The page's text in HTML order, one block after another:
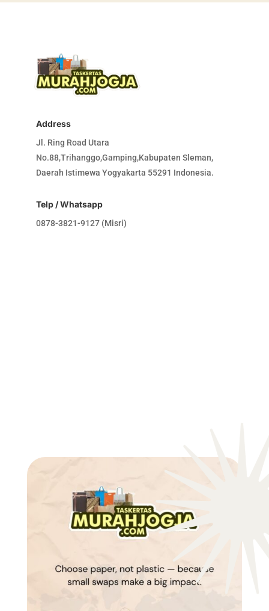
Address
Jl. Ring Road Utara
No.88,Trihanggo,Gamping,Kabupaten Sleman,
Daerah Istimewa Yogyakarta 55291 Indonesia.
Telp / Whatsapp
0878-3821-9127 (Misri)